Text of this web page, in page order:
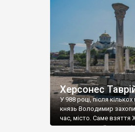
візантійської доби.
культурної спадщини
Офіційно – на виставку
влада в Україні
Херсонес
У 988 році, після
князь Володимир
час, місто. Саме
диктувати свої умови